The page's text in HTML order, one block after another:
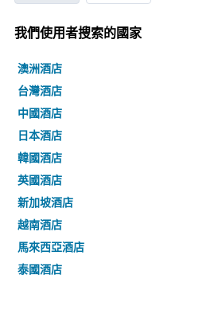
我們使用者搜索的國家
澳洲酒店
台灣酒店
中國酒店
日本酒店
韓國酒店
英國酒店
新加坡酒店
越南酒店
馬來西亞酒店
泰國酒店